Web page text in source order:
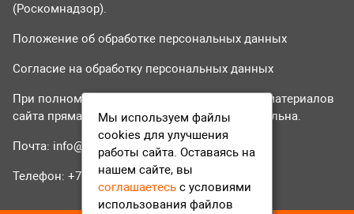
(Роскомнадзор).
Положение об обработке персональных данных
Согласие на обработку персональных данных
При полном или частичном использовании материалов
сайта прямая гиперссылка на tvr24.tv обязательна.
Почта: info@tvr24.tv
Телефон: +7 (496) 551-04-95
Мы используем файлы
cookies для улучшения
работы сайта. Оставаясь на
нашем сайте, вы
соглашаетесь с условиями
использования файлов